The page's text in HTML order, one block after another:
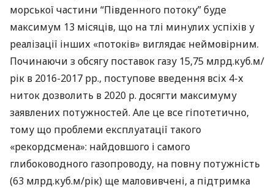
морської частини “Південного потоку” буде
максимум 13 місяців, що на тлі минулих успіхів у
реалізації інших «потоків» виглядає неймовірним.
Починаючи з обсягу поставок газу 15,75 млрд.куб.м/
рік в 2016-2017 рр., поступове введення всіх 4-х
ниток дозволить в 2020 р. досягти максимуму
заявлених потужностей. Але це все гіпотетично,
тому що проблеми експлуатації такого
«рекордсмена»: найдовшого і самого
глибоководного газопроводу, на повну потужність
(63 млрд.куб.м/рік) ще маловивчені, а підтримка